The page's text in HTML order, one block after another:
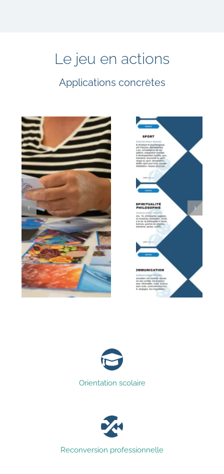
Le jeu en actions
Applications concrètes
Orientation scolaire
Reconversion professionnelle